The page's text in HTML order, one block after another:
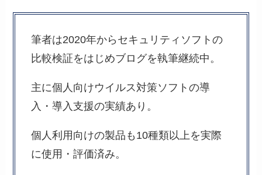
筆者は2020年からセキュリティソフトの
比較検証をはじめブログを執筆継続中。
主に個人向けウイルス対策ソフトの導
入・導入支援の実績あり。
個人利用向けの製品も10種類以上を実際
に使用・評価済み。